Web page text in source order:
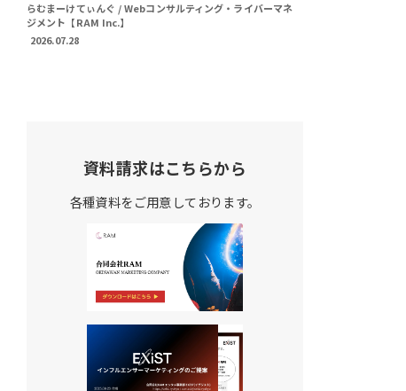
らむまーけてぃんぐ / Webコンサルティング・ライバーマネ
ジメント【RAM Inc.】
2026.07.28
資料請求はこちらから
各種資料をご用意しております。